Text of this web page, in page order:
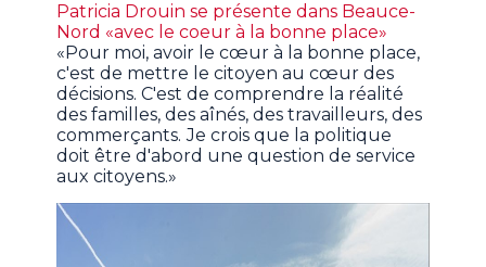
Patricia Drouin se présente dans Beauce-
Nord «avec le coeur à la bonne place»
«Pour moi, avoir le cœur à la bonne place,
c'est de mettre le citoyen au cœur des
décisions. C'est de comprendre la réalité
des familles, des aînés, des travailleurs, des
commerçants. Je crois que la politique
doit être d'abord une question de service
aux citoyens.»